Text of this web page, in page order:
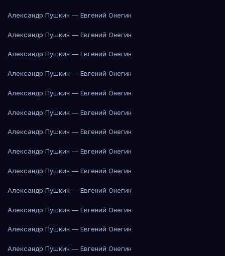
Александр Пушкин — Евгений Онегин
Александр Пушкин — Евгений Онегин
Александр Пушкин — Евгений Онегин
Александр Пушкин — Евгений Онегин
Александр Пушкин — Евгений Онегин
Александр Пушкин — Евгений Онегин
Александр Пушкин — Евгений Онегин
Александр Пушкин — Евгений Онегин
Александр Пушкин — Евгений Онегин
Александр Пушкин — Евгений Онегин
Александр Пушкин — Евгений Онегин
Александр Пушкин — Евгений Онегин
Александр Пушкин — Евгений Онегин